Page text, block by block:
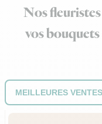
Nos
vos